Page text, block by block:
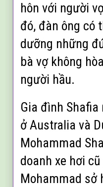
hôn với người
đó, đàn ông có
dưỡng những
bà vợ không
người hầu.
Gia đình
ở Australia và
Mohammad
doanh xe hơi
Mohammad sở